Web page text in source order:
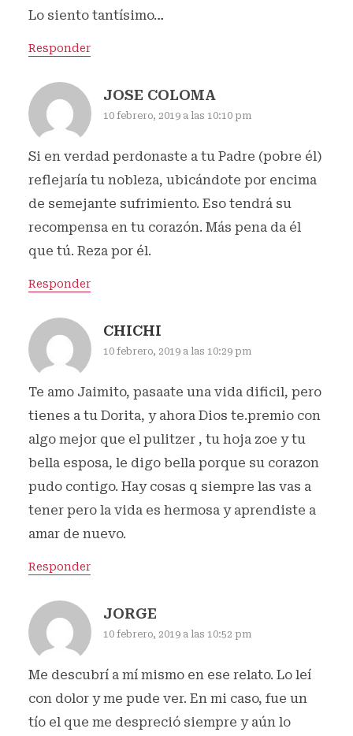
Lo siento tantísimo…
Responder
JOSE COLOMA
10 febrero, 2019 a las 10:10 pm
Si en verdad perdonaste a tu Padre (pobre él)
reflejaría tu nobleza, ubicándote por encima
de semejante sufrimiento. Eso tendrá su
recompensa en tu corazón. Más pena da él
que tú. Reza por él.
Responder
CHICHI
10 febrero, 2019 a las 10:29 pm
Te amo Jaimito, pasaate una vida dificil, pero
tienes a tu Dorita, y ahora Dios te.premio con
algo mejor que el pulitzer , tu hoja zoe y tu
bella esposa, le digo bella porque su corazon
pudo contigo. Hay cosas q siempre las vas a
tener pero la vida es hermosa y aprendiste a
amar de nuevo.
Responder
JORGE
10 febrero, 2019 a las 10:52 pm
Me descubrí a mí mismo en ese relato. Lo leí
con dolor y me pude ver. En mi caso, fue un
tío el que me despreció siempre y aún lo